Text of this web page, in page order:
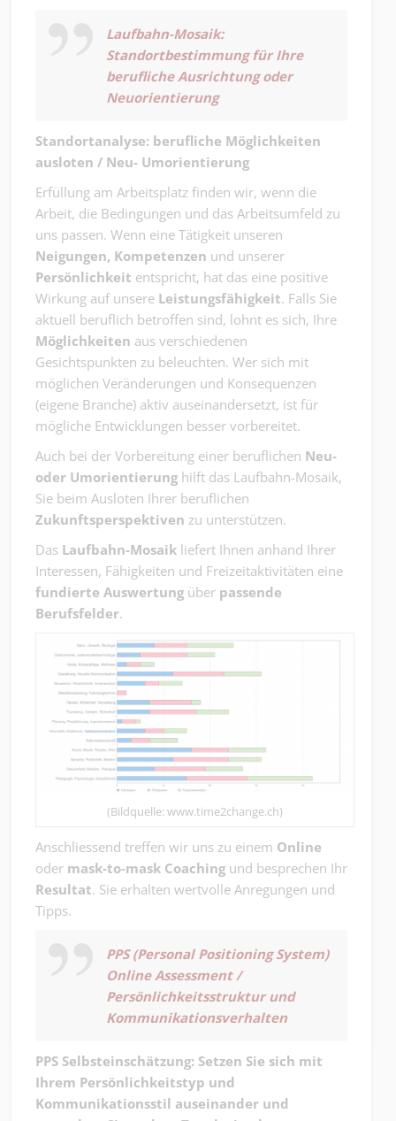
Laufbahn-Mosaik:
Standortbestimmung für Ihre
berufliche Ausrichtung oder
Neuorientierung
Standortanalyse: berufliche Möglichkeiten
ausloten / Neu- Umorientierung
Erfüllung am Arbeitsplatz finden wir, wenn die
Arbeit, die Bedingungen und das Arbeitsumfeld zu
uns passen. Wenn eine Tätigkeit unseren
Neigungen, Kompetenzen und unserer
Persönlichkeit entspricht, hat das eine positive
Wirkung auf unsere Leistungsfähigkeit. Falls Sie
aktuell beruflich betroffen sind, lohnt es sich, Ihre
Möglichkeiten aus verschiedenen
Gesichtspunkten zu beleuchten. Wer sich mit
möglichen Veränderungen und Konsequenzen
(eigene Branche) aktiv auseinandersetzt, ist für
mögliche Entwicklungen besser vorbereitet.
Auch bei der Vorbereitung einer beruflichen Neu-
oder Umorientierung hilft das Laufbahn-Mosaik,
Sie beim Ausloten Ihrer beruflichen
Zukunftsperspektiven zu unterstützen.
Das Laufbahn-Mosaik liefert Ihnen anhand Ihrer
Interessen, Fähigkeiten und Freizeitaktivitäten eine
fundierte Auswertung über passende
Berufsfelder.
(Bildquelle: www.time2change.ch)
Anschliessend treffen wir uns zu einem Online
oder mask-to-mask Coaching und besprechen Ihr
Resultat. Sie erhalten wertvolle Anregungen und
Tipps.
PPS (Personal Positioning System)
Online Assessment /
Persönlichkeitsstruktur und
Kommunikationsverhalten
PPS Selbsteinschätzung: Setzen Sie sich mit
Ihrem Persönlichkeitstyp und
Kommunikationsstil auseinander und